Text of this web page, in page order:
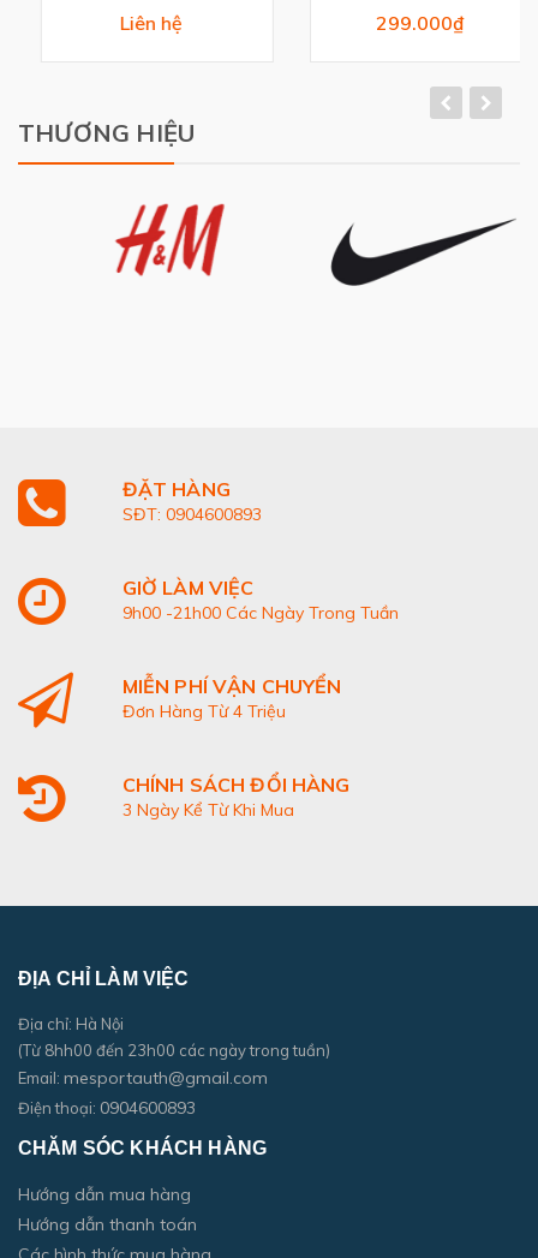
Liên hệ 299.000₫
THƯƠNG HIỆU
ĐẶT HÀNG
SĐT: 0904600893
GIỜ LÀM VIỆC
9h00 -21h00 Các Ngày Trong Tuần
MIỄN PHÍ VẬN CHUYỂN
Đơn Hàng Từ 4 Triệu
CHÍNH SÁCH ĐỔI HÀNG
3 Ngày Kể Từ Khi Mua
ĐỊA CHỈ LÀM VIỆC
Địa chỉ: Hà Nội
(Từ 8hh00 đến 23h00 các ngày trong tuần)
Email: mesportauth@gmail.com
Điện thoại: 0904600893
CHĂM SÓC KHÁCH HÀNG
Hướng dẫn mua hàng
Hướng dẫn thanh toán